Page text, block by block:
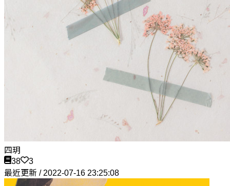
四玥
38
3
最近更新 / 2022-07-16 23:25:08